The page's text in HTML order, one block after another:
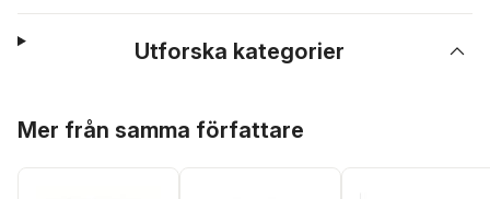
Utforska kategorier
Mer från samma författare